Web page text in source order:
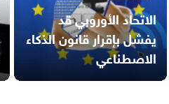
الاتحاد الأوروبي قد
يفشل بإقرار قانون الذكاء
الاصطناعي